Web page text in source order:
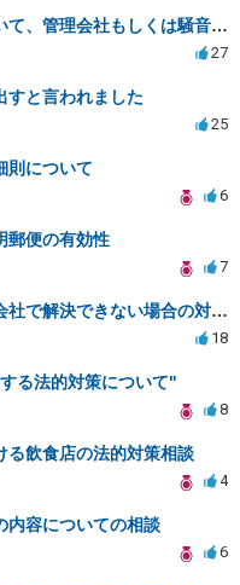
騒音による引越し代請求について、管理会社もしくは騒音主から請求できるか？
27
すと言われました
25
則について
6
郵便の有効性
7
隣人の騒音問題、警察や管理会社で解決できない場合の対策は？
18
る法的対策について"
8
る飲食店の法的対策相談
4
内容についての相談
6